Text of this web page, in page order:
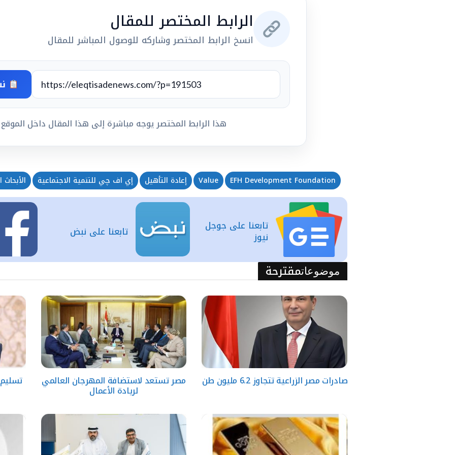
الرابط المختصر للمقال
انسخ الرابط المختصر وشاركه للوصول المباشر للمقال
هذا الرابط المختصر يوجه مباشرة إلى هذا المقال داخل الموقع
EFH Development Foundation
Value إعادة التأهيل إي اف چي للتنمية الاجتماعية
تابعنا على نبض تابعنا على جوجل
نيوز
موضوعاتمقترحة
صادرات مصر الزراعية تتجاوز 6.2 مليون طن مصر تستعد لاستضافة المهرجان العالمي
لريادة الأعمال